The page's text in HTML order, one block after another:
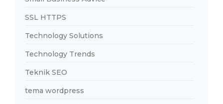
SSL HTTPS
Technology Solutions
Technology Trends
Teknik SEO
tema wordpress